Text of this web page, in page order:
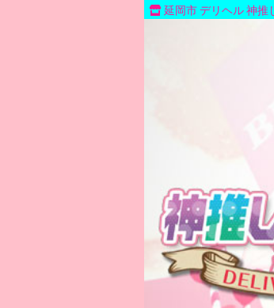
延岡市 デリヘル 神